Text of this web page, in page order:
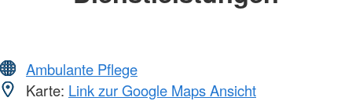
Ambulante Pflege
Karte: Link zur Google Maps Ansicht